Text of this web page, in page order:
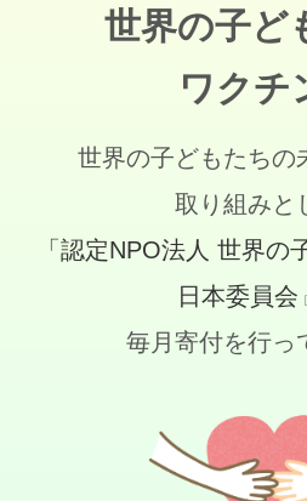
世界の子ど
ワクチ
世界の子どもたちの
取り組みと
「認定NPO法人 世界の
日本委員会
毎月寄付を行っ